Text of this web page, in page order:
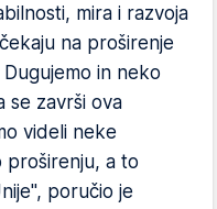
mira i razvoja
na proširenje
in neko
se završi ova
videli neke
proširenju, a to
poručio je